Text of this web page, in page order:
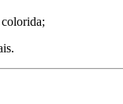
colorida;